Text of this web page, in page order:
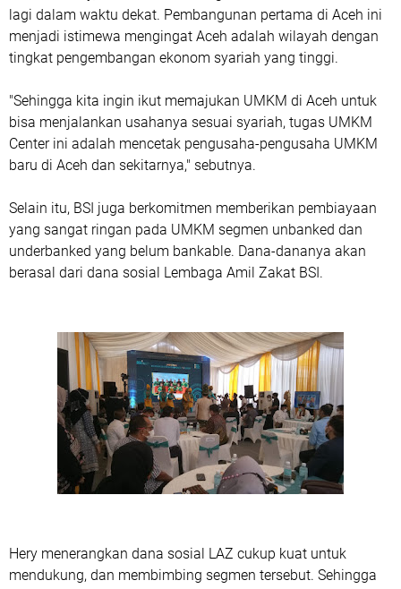
lagi dalam waktu dekat. Pembangunan pertama di Aceh ini
menjadi istimewa mengingat Aceh adalah wilayah dengan
tingkat pengembangan ekonom syariah yang tinggi.
"Sehingga kita ingin ikut memajukan UMKM di Aceh untuk
bisa menjalankan usahanya sesuai syariah, tugas UMKM
Center ini adalah mencetak pengusaha-pengusaha UMKM
baru di Aceh dan sekitarnya," sebutnya.
Selain itu, BSI juga berkomitmen memberikan pembiayaan
yang sangat ringan pada UMKM segmen unbanked dan
underbanked yang belum bankable. Dana-dananya akan
berasal dari dana sosial Lembaga Amil Zakat BSI.
Hery menerangkan dana sosial LAZ cukup kuat untuk
mendukung, dan membimbing segmen tersebut. Sehingga